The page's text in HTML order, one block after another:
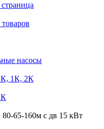
насосы
1К, 2К
К
65-160м с дв 15 кВт